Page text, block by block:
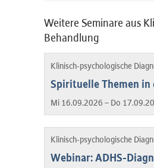
Weitere Seminare aus
Behandlung
Klinisch-psychologische
Spirituelle Themen in
Mi 16.09.2026 – Do
Klinisch-psychologische
Webinar: ADHS-